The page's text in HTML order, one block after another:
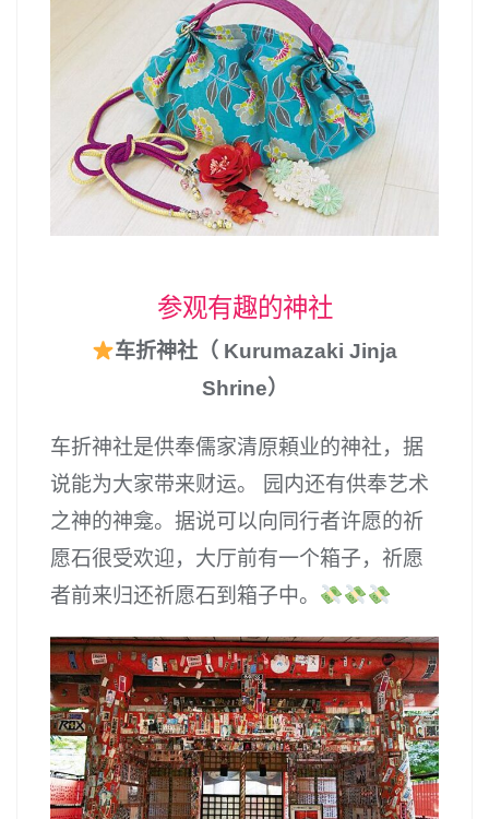
参观有趣的神社
车折神社（ Kurumazaki Jinja
Shrine）
车折神社是供奉儒家清原頼业的神社，据
说能为大家带来财运。 园内还有供奉艺术
之神的神龛。据说可以向同行者许愿的祈
愿石很受欢迎，大厅前有一个箱子，祈愿
者前来归还祈愿石到箱子中。